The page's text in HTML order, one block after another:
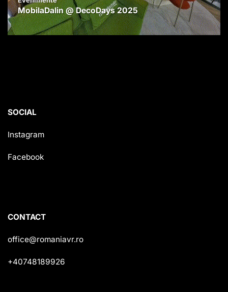
MobilaDalin @ DecoDays 2025
SOCIAL
Instagram
Facebook
CONTACT
office@romaniavr.ro
+40748189926